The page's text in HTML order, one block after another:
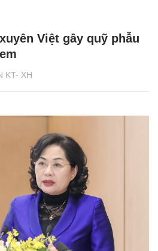
KT- XH
Việt gây quỹ phẫu